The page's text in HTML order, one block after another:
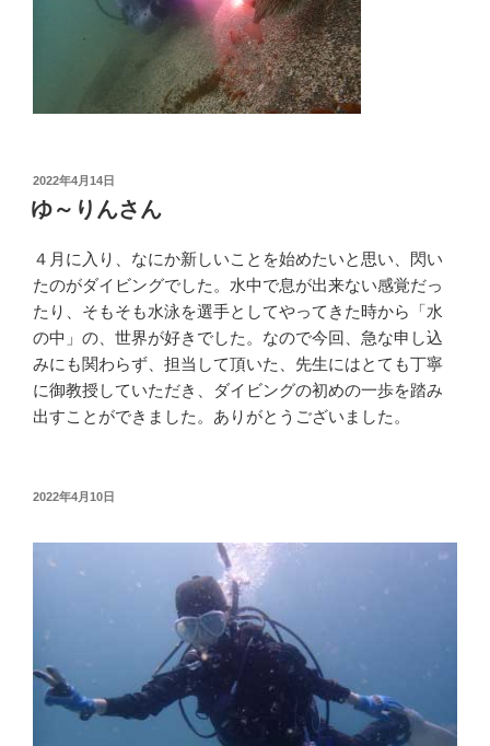
投
稿
日:
2022年4月14日
ゆ～りんさん
４月に入り、なにか新しいことを始めたいと思い、閃い
たのがダイビングでした。水中で息が出来ない感覚だっ
たり、そもそも水泳を選手としてやってきた時から「水
の中」の、世界が好きでした。なので今回、急な申し込
みにも関わらず、担当して頂いた、先生にはとても丁寧
に御教授していただき、ダイビングの初めの一歩を踏み
出すことができました。ありがとうございました。
投
2022年4月10日